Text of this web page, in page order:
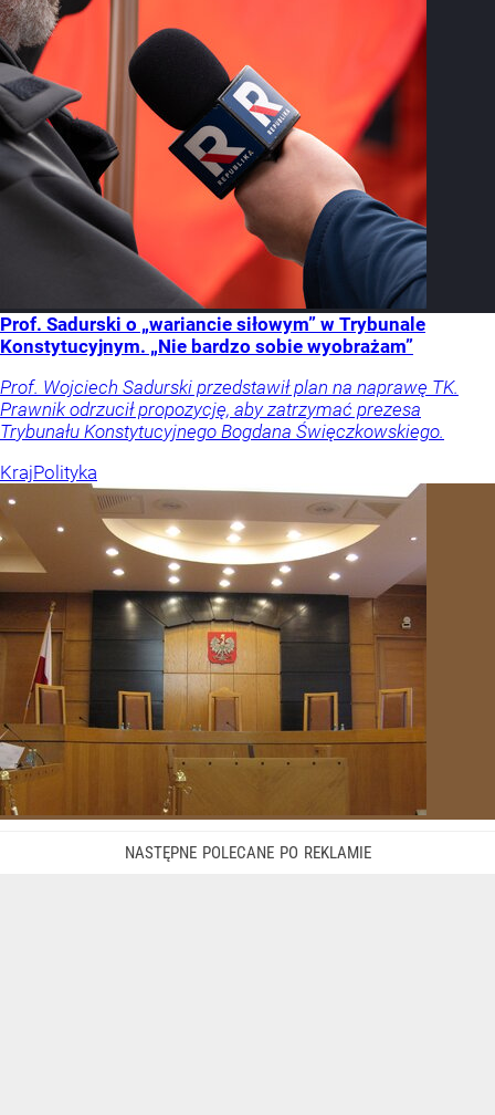
Prof. Sadurski o „wariancie siłowym” w Trybunale
Konstytucyjnym. „Nie bardzo sobie wyobrażam”
Prof. Wojciech Sadurski przedstawił plan na naprawę TK.
Prawnik odrzucił propozycję, aby zatrzymać prezesa
Trybunału Konstytucyjnego Bogdana Święczkowskiego.
KrajPolityka